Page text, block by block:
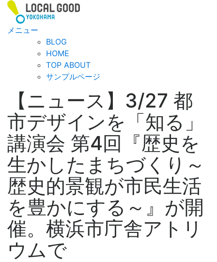
メニュー
BLOG
HOME
TOP ABOUT
サンプルページ
【ニュース】3/27 都
市デザインを「知る」
講演会 第4回『歴史を
生かしたまちづくり～
歴史的景観が市民生活
を豊かにする～』が開
催。横浜市庁舎アトリ
ウムで